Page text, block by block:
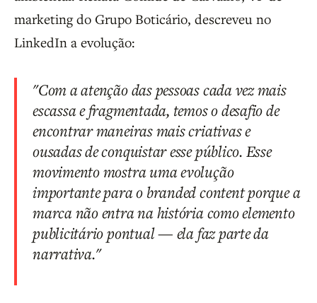
marketing do Grupo Boticário, descreveu no
LinkedIn a evolução:
"Com a atenção das pessoas cada vez mais
escassa e fragmentada, temos o desafio de
encontrar maneiras mais criativas e
ousadas de conquistar esse público. Esse
movimento mostra uma evolução
importante para o branded content porque a
marca não entra na história como elemento
publicitário pontual — ela faz parte da
narrativa."